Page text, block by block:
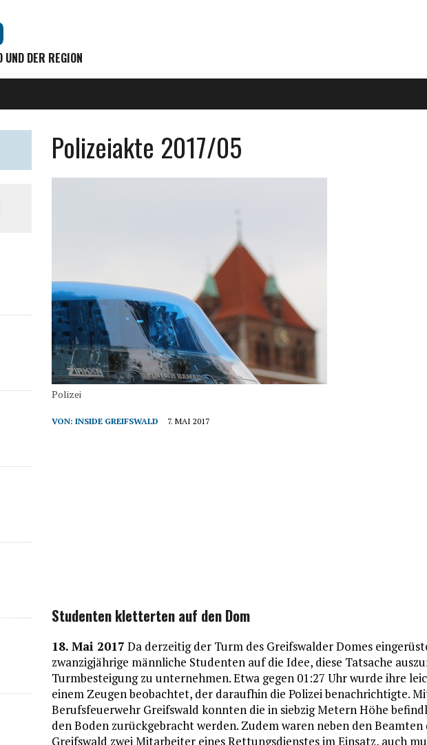
DER REGION
Polizeiakte 2017/05
Polizei
VON:INSIDE GREIFSWALD 7. MAI 2017
Studenten kletterten auf den Dom
18. Mai 2017 Da derzeitig der Turm des Greifswalder Domes
zwanzigjährige männliche Studenten auf die Idee, diese Tatsache
Turmbesteigung zu unternehmen. Etwa gegen 01:27 Uhr wurde ihre
einem Zeugen beobachtet, der daraufhin die Polizei benachrichtigte.
Berufsfeuerwehr Greifswald konnten die in siebzig Metern Höhe
den Boden zurückgebracht werden. Zudem waren neben den
Greifswald zwei Mitarbeiter eines Rettungsdienstes im Einsatz, auch